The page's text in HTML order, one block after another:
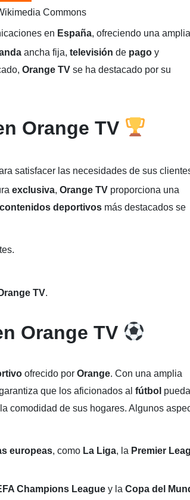
Commons
en España, ofreciendo una amplia
ancha fija, televisión de pago y
Orange TV se ha destacado por su
Orange TV
satisfacer las necesidades de sus
exclusiva, Orange TV proporciona una
contenidos deportivos más destacados se
TV.
Orange TV
ofrecido por Orange. Con una amplia
que los aficionados al fútbol
comodidad de sus hogares. Algunos
europeas, como La Liga, la Premier
Champions League y la Copa del